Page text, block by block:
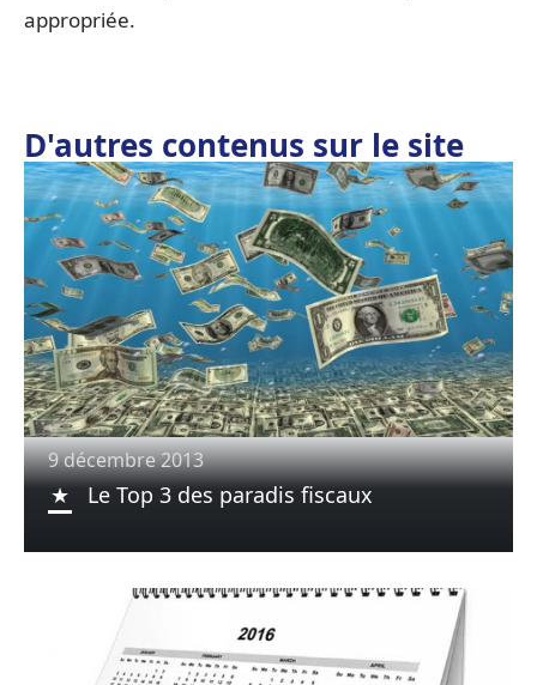
appropriée.
D'autres contenus sur le site
9 décembre 2013
Le Top 3 des paradis fiscaux